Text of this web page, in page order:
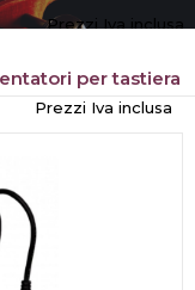
Prezzi Iva inclusa
per tastiera
Prezzi Iva inclusa